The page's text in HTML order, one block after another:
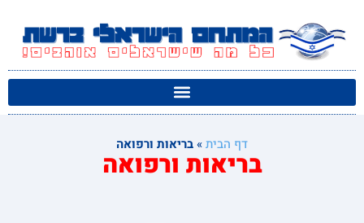
דף הבית»בריאות ורפואה
בריאות ורפואה